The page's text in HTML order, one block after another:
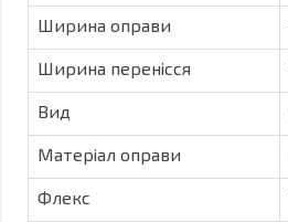
Ширина оправи
Ширина перенісся
Вид
Матеріал оправи
Флекс